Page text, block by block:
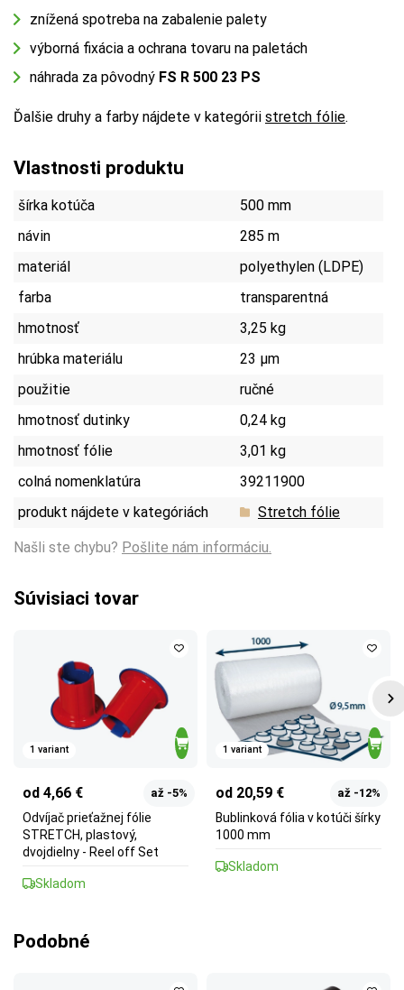
znížená spotreba na zabalenie palety
výborná fixácia a ochrana tovaru na paletách
náhrada za pôvodný FS R 500 23 PS
Ďalšie druhy a farby nájdete v kategórii stretch fólie.
Vlastnosti produktu
šírka kotúča
500 mm
návin
285 m
materiál
polyethylen (LDPE)
farba
transparentná
hmotnosť
3,25 kg
hrúbka materiálu
23 µm
použitie
ručné
hmotnosť dutinky
0,24 kg
hmotnosť fólie
3,01 kg
colná nomenklatúra
39211900
produkt nájdete v kategóriách
Stretch fólie
Našli ste chybu? Pošlite nám informáciu.
Súvisiaci tovar
1 variant
od 4,66 € až -5%
Odvíjač prieťažnej fólie
STRETCH, plastový,
dvojdielny - Reel off Set
Skladom
1 variant
od 20,59 € až -12%
Bublinková fólia v kotúči šírky
1000 mm
Skladom
Podobné